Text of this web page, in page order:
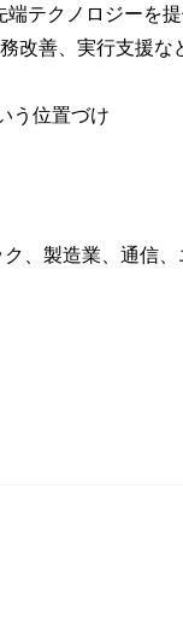
テクノロジーを
改善、実行支援
う位置づけ
、製造業、通信